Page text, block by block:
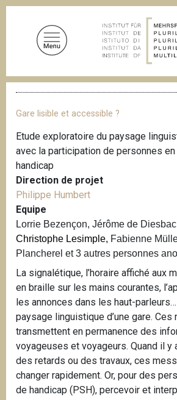
l
A
r
i
n
e
Gare lisible et accessible ?
Etude exploratoire du paysage
avec la participation de personnes
handicap
Direction de projet
Philippe Humbert
Equipe
Lorrie Bezençon, Jérôme de
Christophe Lesimple, Fabienne
Plancherel et 3 autres personnes
La signalétique, l’horaire affiché aux
en braille sur les mains courantes,
les annonces dans les haut-
paysage linguistique d’une gare.
transmettent en permanence des
voyageuses et voyageurs. Quand il y
des retards ou des travaux, ces
changer rapidement. Or, pour des
de handicap (PSH), percevoir et